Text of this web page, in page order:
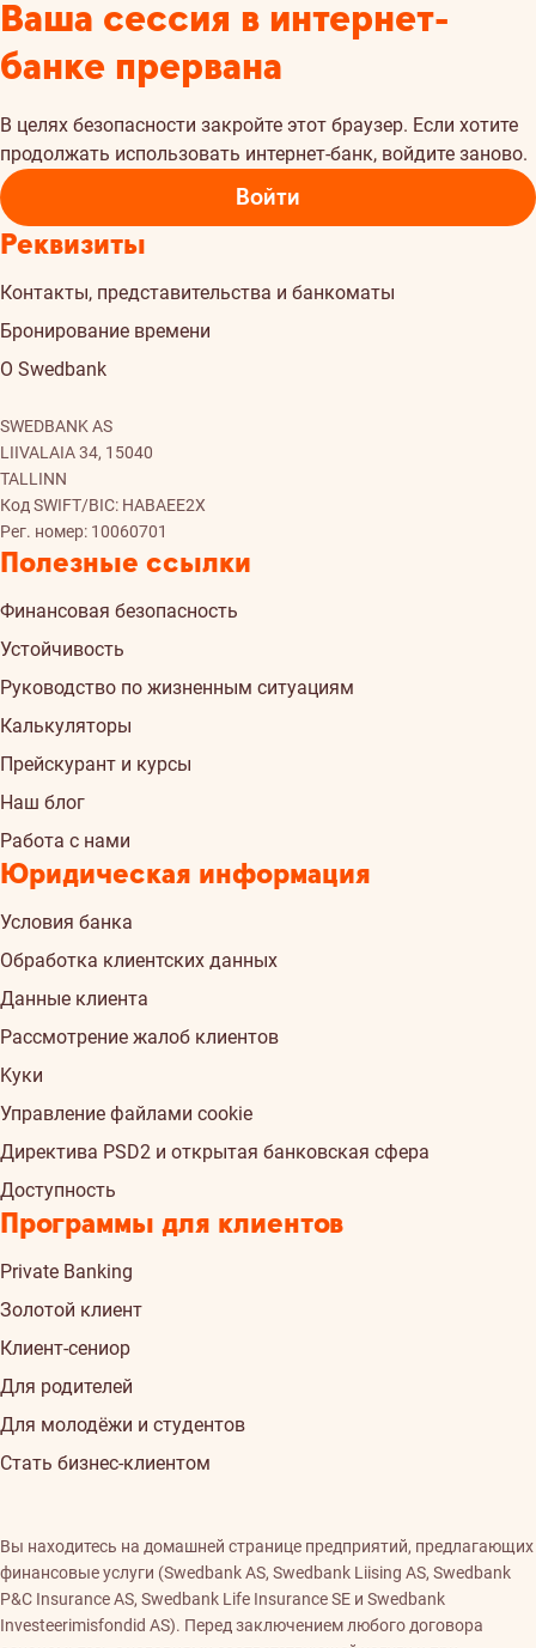
Ваша сессия в интернет-
банке прервана
В целях безопасности закройте этот браузер. Если хотите
продолжать использовать интернет-банк, войдите заново.
Войти
Реквизиты
Контакты, представительства и банкоматы
Бронирование времени
О Swedbank
SWEDBANK AS
LIIVALAIA 34, 15040
TALLINN
Код SWIFT/BIC: HABAEE2X
Рег. номер: 10060701
Полезные ссылки
Финансовая безопасность
Устойчивость
Руководство по жизненным ситуациям
Калькуляторы
Прейскурант и курсы
Наш блог
Работа с нами
Юридическая информация
Условия банка
Обработка клиентских данных
Данные клиента
Рассмотрение жалоб клиентов
Kуки
Управление файлами cookie
Директива PSD2 и открытая банковская сфера
Доступность
Программы для клиентов
Private Banking
Золотой клиент
Клиент-сениор
Для родителей
Для молодёжи и студентов
Стать бизнес-клиентом
Вы находитесь на домашней странице предприятий, предлагающих
финансовые услуги (Swedbank AS, Swedbank Liising AS, Swedbank
P&C Insurance AS, Swedbank Life Insurance SE и Swedbank
Investeerimisfondid AS). Перед заключением любого договора